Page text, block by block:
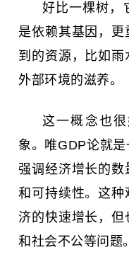
好比一棵树，
是依赖其基因，
到的资源，比如
外部环境的滋养。
这一概念也
象。唯GDP论就
强调经济增长的
和可持续性。这
济的快速增长，
和社会不公等问题。